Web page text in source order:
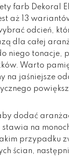
farb Dekoral
aż 13
odcień,
dla całej
niego tonacje,
Warto
na jaśniejsze
dodać
na
przypadku
ścian,